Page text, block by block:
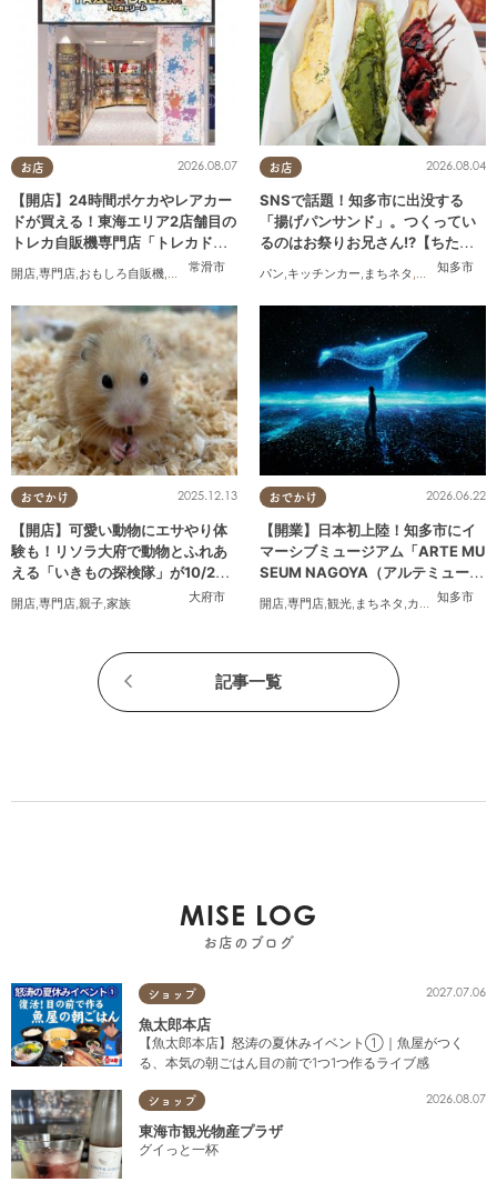
お店
常滑市
2026.08.07
【開店】24時間ポケカやレアカー
ドが買える！東海エリア2店舗目の
トレカ自販機専門店「トレカドリ
ーム」が常滑市に8/7(金)オープン
開店,専門店,おもしろ自販機,カップル,おひとりさま,友人,トレンド
お店
知多市
2026.08.04
SNSで話題！知多市に出没する
「揚げパンサンド」。つくってい
るのはお祭りお兄さん!?【ちたま
パン,キッチンカー, まちネタ ,ちたまる調査
おでかけ
大府市
2025.12.13
【開店】可愛い動物にエサやり体
験も！リソラ大府で動物とふれあ
える「いきもの探検隊」が10/24
開店 専門店 親子 家族
おでかけ
知多市
2026.06.22
【開業】日本初上陸！知多市にイ
マーシブミュージアム「ARTE MU
SEUM NAGOYA（アルテミュージ
アムナゴヤ）」が2026年11月下旬
にオープン
開店 専門店 観光 まちネタ カップル ,友人
記事一覧
MISE LOG
お店のブログ
ショップ 2027.07.06
魚太郎本店
【魚太郎本店】怒涛の夏休みイベント①｜魚屋がつく
る、本気の朝ごはん目の前で1つ1つ作るライブ感
ショップ 2026.08.07
東海市観光物産プラザ
グイっと一杯